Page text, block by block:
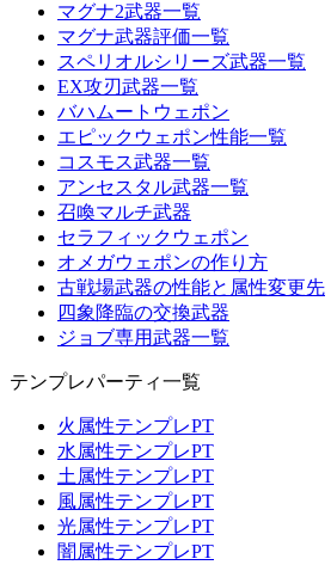
マグナ2武器一覧
マグナ武器評価一覧
スペリオルシリーズ武器一覧
EX攻刃武器一覧
バハムートウェポン
エピックウェポン性能一覧
コスモス武器一覧
アンセスタル武器一覧
召喚マルチ武器
セラフィックウェポン
オメガウェポンの作り方
古戦場武器の性能と属性変更先
四象降臨の交換武器
ジョブ専用武器一覧
テンプレパーティ一覧
火属性テンプレPT
水属性テンプレPT
土属性テンプレPT
風属性テンプレPT
光属性テンプレPT
闇属性テンプレPT